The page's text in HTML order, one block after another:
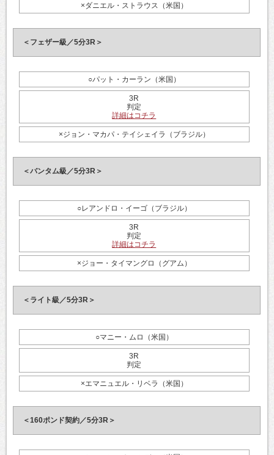
×ダニエル・ストラウス（米国）
＜フェザー級／5分3R＞
○パット・カーラン（米国）
3R
判定
詳細はコチラ
×ジョン・マカパ・テイシェイラ（ブラジル）
＜バンタム級／5分3R＞
○レアンドロ・イーゴ（ブラジル）
3R
判定
詳細はコチラ
×ジョー・タイマングロ（グアム）
＜ライト級／5分3R＞
○マニー・ムロ（米国）
3R
判定
×エマニュエル・リベラ（米国）
＜160ポンド契約／5分3R＞